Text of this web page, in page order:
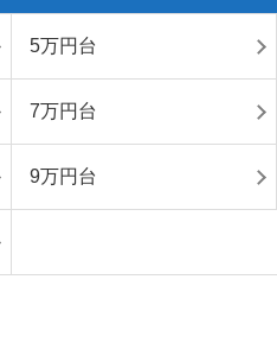
5万円台
7万円台
9万円台